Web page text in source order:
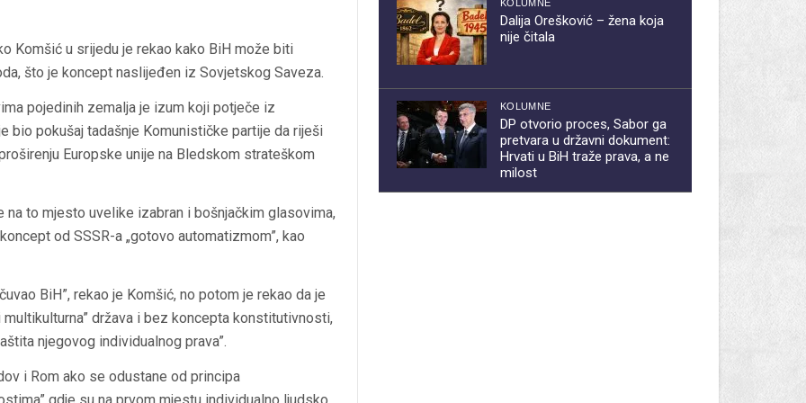
Komšić u srijedu je rekao kako BiH može biti
što je koncept naslijeđen iz Sovjetskog Saveza.
pojedinih zemalja je izum koji potječe iz
bio pokušaj tadašnje Komunističke partije da riješi
Europske unije na Bledskom strateškom
to mjesto uvelike izabran i bošnjačkim glasovima,
od SSSR-a „gotovo automatizmom”, kao
BiH”, rekao je Komšić, no potom je rekao da je
država i bez koncepta konstitutivnosti,
njegovog individualnog prava”.
i Rom ako se odustane od principa
KOLUMNE
Dalija Orešković – žena koja
nije čitala
KOLUMNE
DP otvorio proces, Sabor ga
pretvara u državni dokument:
Hrvati u BiH traže prava, a ne
milost